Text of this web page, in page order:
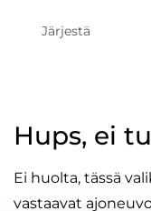
Järjestä
Hups, ei
Ei huolta, tässä
vastaavat